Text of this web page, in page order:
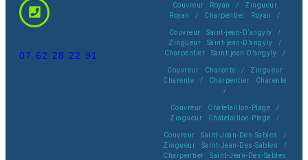
Couvreur Royan / Zingueur
Royan / Charpentier Royan /
Couvreur Saint-jean-D’angyly /
Zingueur Saint-jean-D’angyly /
Charpentier Saint-jean-D’angyly /
Couvreur Charente / Zingueur
Charente / Charpentier Charente
/
Couvreur Châtelaillon-Plage /
Zingueur Châtelaillon-Plage /
Couvreur Saint-Jean-Des-Sables /
Zingueur Saint-Jean-Des-Sables /
Charpentier Saint-Jean-Des-Sables
07 62 28 22 91